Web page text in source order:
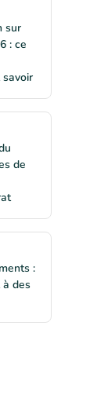
sur
: ce
de
:
à des